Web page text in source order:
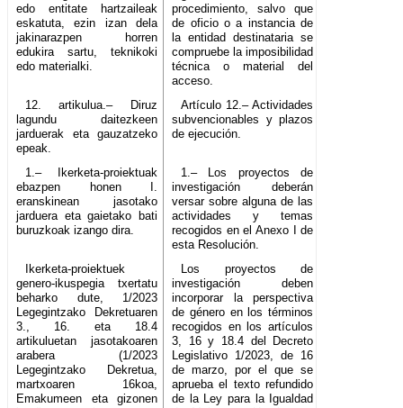
edo entitate hartzaileak
eskatuta, ezin izan dela
jakinarazpen horren
edukira sartu, teknikoki
edo materialki.
procedimiento, salvo que
de oficio o a instancia de
la entidad destinataria se
compruebe la imposibilidad
técnica o material del
acceso.
12. artikulua.– Diruz
lagundu daitezkeen
jarduerak eta gauzatzeko
epeak.
Artículo 12.– Actividades
subvencionables y plazos
de ejecución.
1.– Ikerketa-proiektuak
ebazpen honen I.
eranskinean jasotako
jarduera eta gaietako bati
buruzkoak izango dira.
1.– Los proyectos de
investigación deberán
versar sobre alguna de las
actividades y temas
recogidos en el Anexo I de
esta Resolución.
Ikerketa-proiektuek
genero-ikuspegia txertatu
beharko dute, 1/2023
Legegintzako Dekretuaren
3., 16. eta 18.4
artikuluetan jasotakoaren
arabera (1/2023
Legegintzako Dekretua,
martxoaren 16koa,
Emakumeen eta gizonen
Los proyectos de
investigación deben
incorporar la perspectiva
de género en los términos
recogidos en los artículos
3, 16 y 18.4 del Decreto
Legislativo 1/2023, de 16
de marzo, por el que se
aprueba el texto refundido
de la Ley para la Igualdad